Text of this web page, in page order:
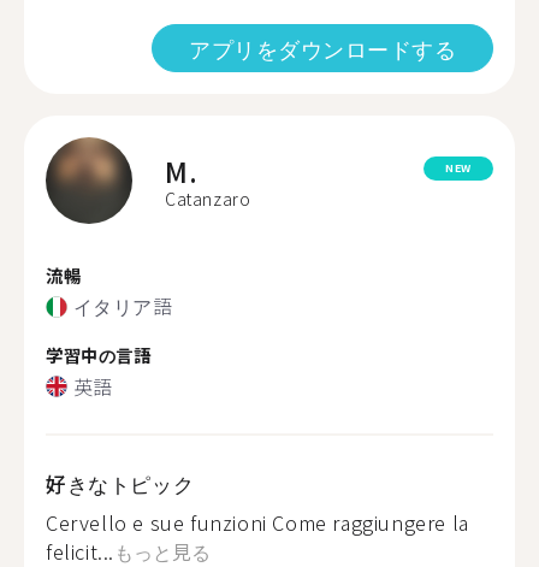
アプリをダウンロードする
M.
Catanzaro
NEW
流暢
イタリア語
学習中の言語
英語
好きなトピック
Cervello e sue funzioni Come raggiungere la
felicit... もっと見る